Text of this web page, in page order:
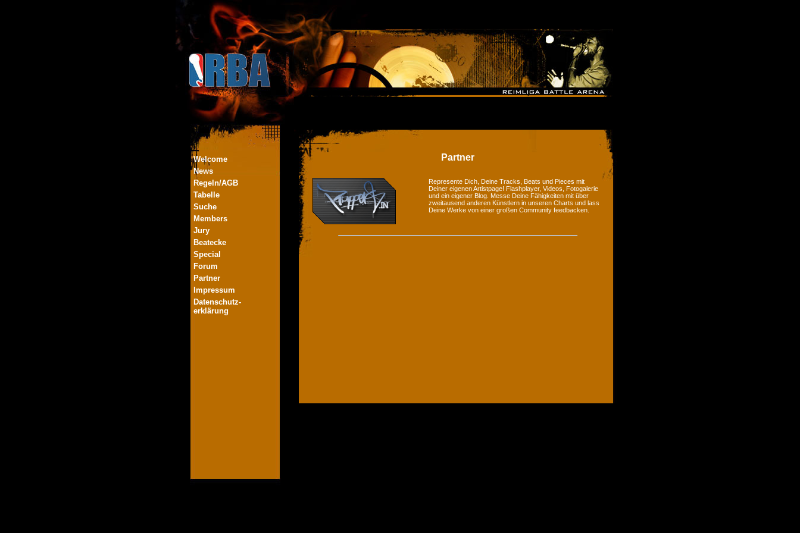
Welcome
News
Regeln/AGB
Tabelle
Suche
Members
Jury
Beatecke
Special
Forum
Partner
Impressum
Datenschutz-
erklärung
Partner
Represente Dich, Deine Tracks, Beats und Pieces mit
Deiner eigenen Artistpage! Flashplayer, Videos, Fotogalerie
und ein eigener Blog. Messe Deine Fähigkeiten mit über
zweitausend anderen Künstlern in unseren Charts und lass
Deine Werke von einer großen Community feedbacken.